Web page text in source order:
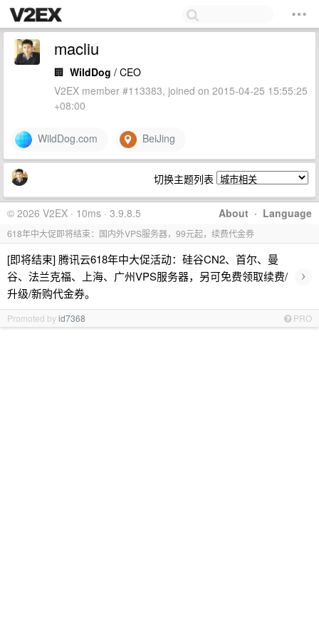
macliu
🏢 WildDog / CEO
V2EX member #113383, joined on 2015-04-25 15:55:25
+08:00
WildDog.com BeiJing
切换主题列表
About · Language
© 2026 V2EX · 10ms · 3.9.8.5
618年中大促即将结束：国内外VPS服务器，99元起，续费代金券
[即将结束] 腾讯云618年中大促活动：硅谷CN2、首尔、曼
谷、法兰克福、上海、广州VPS服务器，另可免费领取续费/
升级/新购代金券。
›
Promoted byid7368 PRO